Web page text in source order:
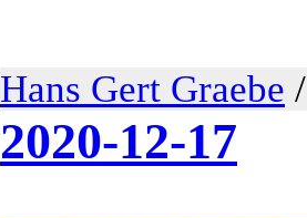
Hans Gert Graebe
2020-12-17